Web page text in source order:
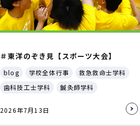
＃東洋のぞき見【スポーツ大会】
blog 学校全体行事
救急救命士学科
歯科技工士学科
鍼灸師学科
2026年7月13日